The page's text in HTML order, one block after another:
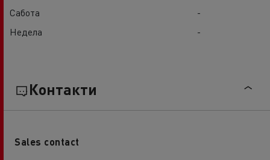
Сабота
-
Недела
-
Контакти
Sales contact